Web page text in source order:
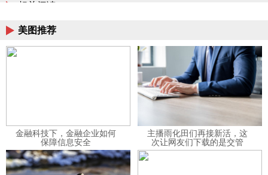
美图推荐
金融科技下，金融企业如何
保障信息安全
主播雨化田们再接新活，这
次让网友们下载的是交管
12123APP